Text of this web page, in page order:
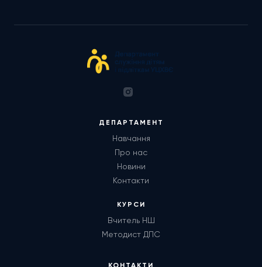
ДЕПАРТАМЕНТ
Навчання
Про нас
Новини
Контакти
КУРСИ
Вчитель НШ
Методист ДПС